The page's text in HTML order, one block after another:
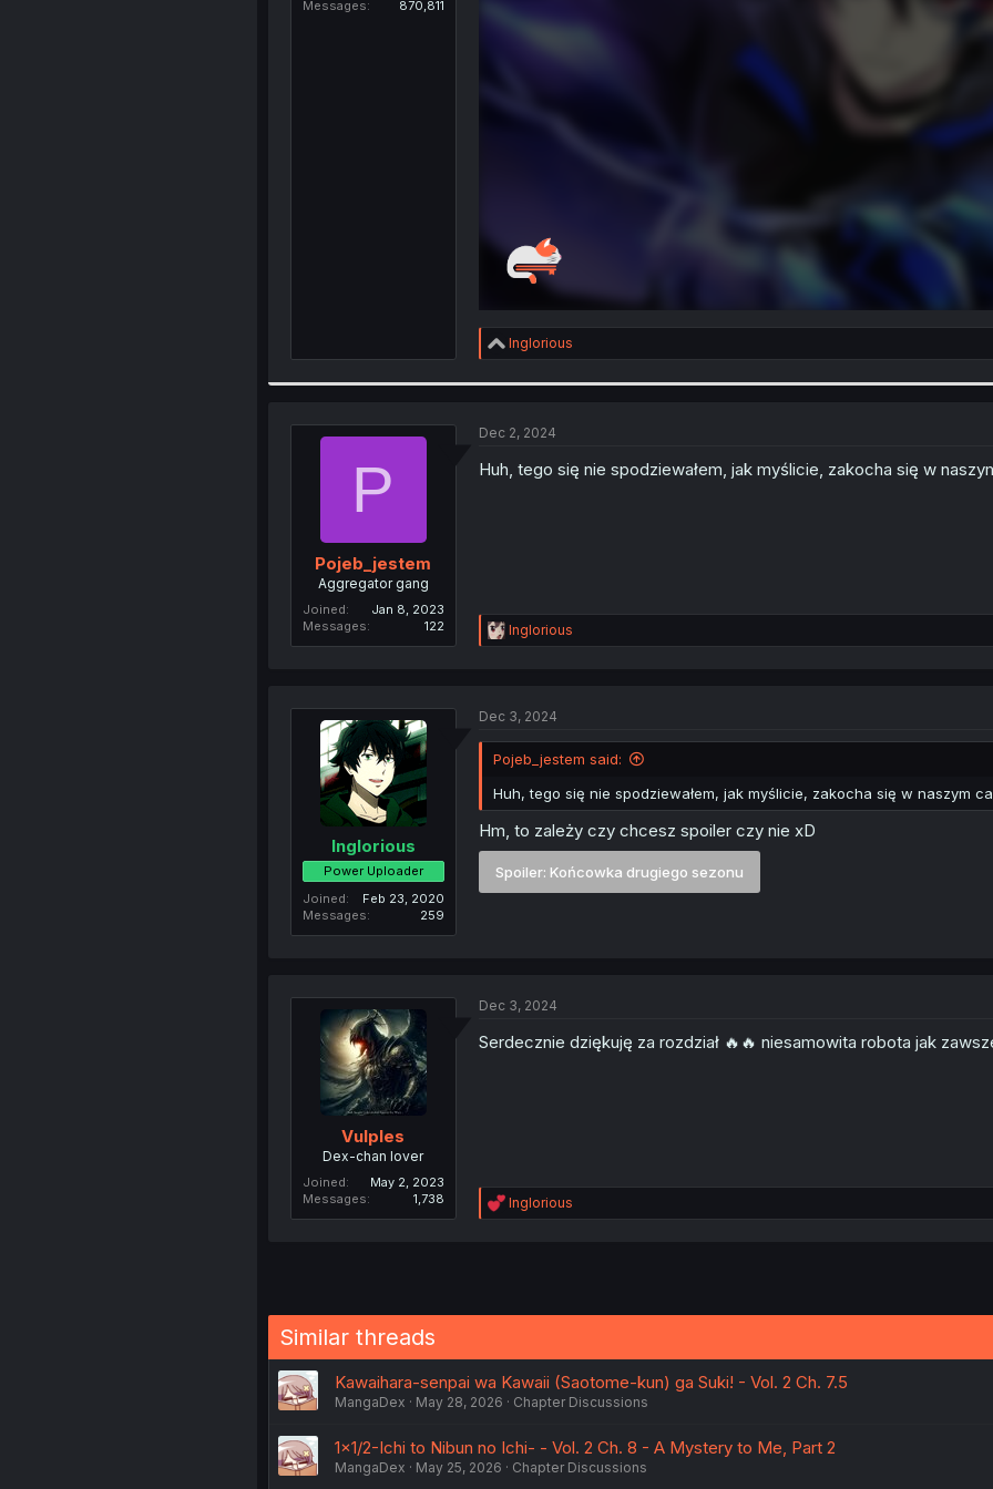
Messages
870,811
R
e
i
n
s
Inglorious
P
Pojeb_jestem
Aggregator gang
Joined
Jan 8, 2023
Messages
122
Dec 2, 2024
Huh, tego się nie spodziewałem, jak myślicie, zakocha się w
R
e
i
n
s
:
Inglorious
Inglorious
Power Uploader
Joined
Feb 23, 2020
Messages
259
Dec 3, 2024
Pojeb_jestem said:
Huh, tego się nie spodziewałem, jak myślicie, zakocha się w naszym
Hm, to zależy czy chcesz spoiler czy nie xD
Spoiler: Końcowka drugiego sezonu
Vulples
Dex-chan lover
Joined
May 2, 2023
Messages
1,738
Dec 3, 2024
Serdecznie dziękuję za rozdział 🔥🔥 niesamowita robota jak
R
e
:
Inglorious
Similar threads
Kawaihara-senpai wa Kawaii (Saotome-kun) ga Suki! - Vol. 2 Ch. 7.5
MangaDex May 28, 2026 Chapter Discussions
1×1/2-Ichi to Nibun no Ichi- - Vol. 2 Ch. 8 - A Mystery to Me, Part 2
MangaDex May 25, 2026 Chapter Discussions